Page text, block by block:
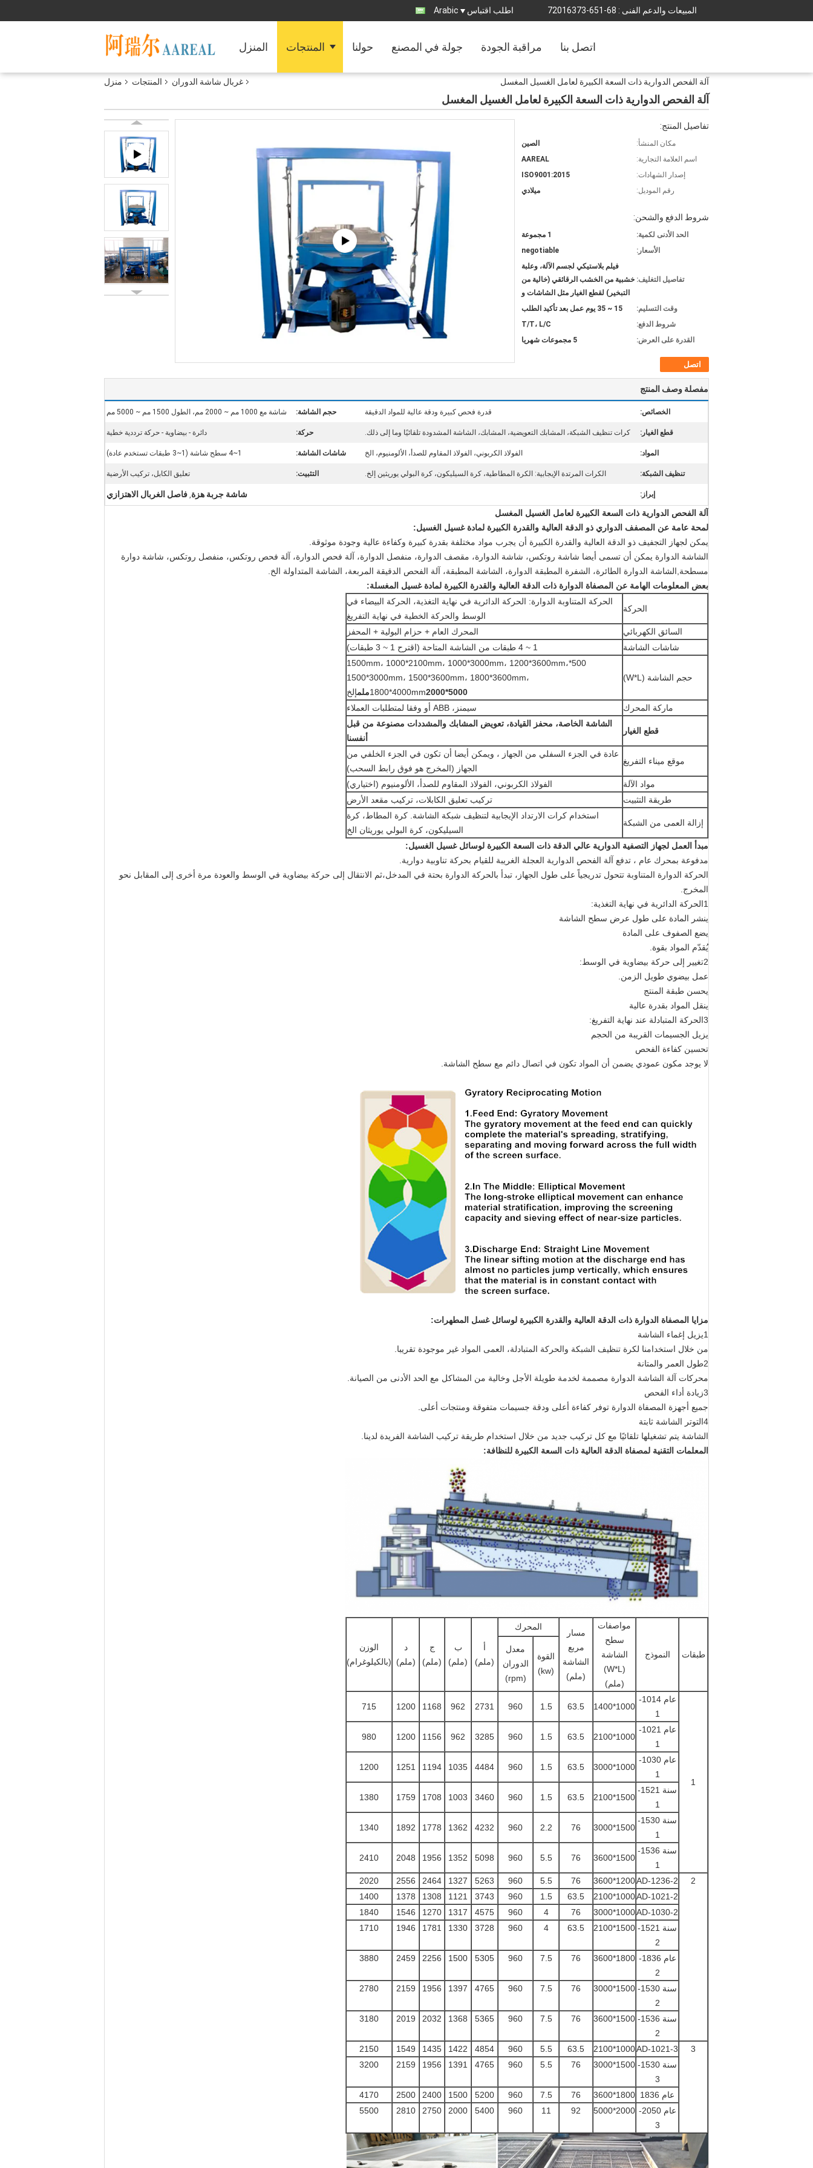
المبيعات والدعم الفنى : 86-156-37361027 اطلب اقتباس Arabic
المنزل المنتجات حولنا جولة في المصنع مراقبة الجودة اتصل بنا
منزل المنتجات غربال شاشة الدوران آلة الفحص الدوارية ذات السعة الكبيرة لعامل الغسيل المغسل
آلة الفحص الدوارية ذات السعة الكبيرة لعامل الغسيل المغسل
تفاصيل المنتج:
مكان المنشأ:
الصين
اسم العلامة التجارية:
AAREAL
إصدار الشهادات:
ISO9001:2015
رقم الموديل:
ميلادي
شروط الدفع والشحن:
الحد الأدنى لكمية:
1 مجموعة
الأسعار:
negotiable
تفاصيل التغليف:
فيلم بلاستيكي لجسم الآلة، وعلبة
خشبية من الخشب الرقائقي (خالية من
التبخير) لقطع الغيار مثل الشاشات و
وقت التسليم:
15 ~ 35 يوم عمل بعد تأكيد الطلب
شروط الدفع:
T/T، L/C
القدرة على العرض:
5 مجموعات شهريا
اتصل
مفصلة وصف المنتج
الخصائص: قدرة فحص كبيرة ودقة عالية للمواد الدقيقة حجم الشاشة: شاشة مع 1000 مم ~ 2000 مم، الطول 1500 مم ~ 5000 مم
قطع الغيار: كرات تنظيف الشبكة، المشابك التعويضية، المشابك، الشاشة المشدودة تلقائيًا وما إلى ذلك. حركة: دائرة - بيضاوية - حركة ترددية خطية
المواد: الفولاذ الكربوني، الفولاذ المقاوم للصدأ، الألومنيوم، الخ شاشات الشاشة: 1~4 سطح شاشة (1~3 طبقات تستخدم عادة)
تنظيف الشبكة: الكرات المرتدة الإيجابية: الكرة المطاطية، كرة السيليكون، كرة البولي يوريثين إلخ. التثبيت: تعليق الكابل، تركيب الأرضية
إبراز: شاشة جربة هزة, فاصل الغربال الاهتزازي
آلة الفحص الدوارية ذات السعة الكبيرة لعامل الغسيل المغسل
لمحة عامة عن المصفف الدواري ذو الدقة العالية والقدرة الكبيرة لمادة غسيل الغسيل:
يمكن لجهاز التجفيف ذو الدقة العالية والقدرة الكبيرة أن يجرب مواد مختلفة بقدرة كبيرة وكفاءة عالية وجودة موثوقة.
الشاشة الدوارة يمكن أن تسمى أيضا شاشة روتكس، شاشة الدوارة، مقصف الدوارة، منفصل الدوارة، آلة فحص الدوارة، آلة فحص روتكس، منفصل روتكس، شاشة دوارة
مسطحة,الشاشة الدوارة الطائرة، الشفرة المطبقة الدوارة، الشاشة المطبقة، آلة الفحص الدقيقة المربعة، الشاشة المتداولة الخ.
بعض المعلومات الهامة عن المصفاة الدوارة ذات الدقة العالية والقدرة الكبيرة لمادة غسيل المغسلة:
الحركة
الحركة المتناوبة الدوارة: الحركة الدائرية في نهاية التغذية، الحركة البيضاء في
الوسط والحركة الخطية في نهاية التفريغ
السائق الكهربائي
المحرك العام + حزام البولية + المحفز
شاشات الشاشة
1 ~ 4 طبقات من الشاشة المتاحة (اقترح 1 ~ 3 طبقات)
حجم الشاشة (W*L)
500*1500mm، 1000*2100mm، 1000*3000mm، 1200*3600mm،
1500*3000mm، 1500*3600mm، 1800*3600mm،
1800*4000mm2000*5000ملم
إلخ
ماركة المحرك
سيمنز، ABB أو وفقا لمتطلبات العملاء
قطع الغيار
الشاشة الخاصة، محفز القيادة، تعويض المشابك والمشددات مصنوعة من قبل
أنفسنا
موقع ميناء التفريغ
عادة في الجزء السفلي من الجهاز ، ويمكن أيضا أن تكون في الجزء الخلفي من
الجهاز (المخرج هو فوق رابط السحب)
مواد الآلة
الفولاذ الكربوني، الفولاذ المقاوم للصدأ، الألومنيوم (اختياري)
طريقة التثبيت
تركيب تعليق الكابلات، تركيب مقعد الأرض
إزالة العمى من الشبكة
استخدام كرات الارتداد الإيجابية لتنظيف شبكة الشاشة. كرة المطاط، كرة
السيليكون، كرة البولي يوريثان الخ
مبدأ العمل لجهاز التصفية الدوارية عالي الدقة ذات السعة الكبيرة لوسائل غسيل الغسيل:
مدفوعة بمحرك عام ، تدفع آلة الفحص الدوارية العجلة الغريبة للقيام بحركة تناوبية دوارية.
الحركة الدوارة المتناوبة تتحول تدريجياً على طول الجهاز، تبدأ بالحركة الدوارة بحتة في المدخل،ثم الانتقال إلى حركة بيضاوية في الوسط والعودة مرة أخرى إلى المقابل نحو
المخرج.
1الحركة الدائرية في نهاية التغذية:
ينشر المادة على طول عرض سطح الشاشة
يضع الصفوف على المادة
يُقدّم المواد بقوة.
2تغيير إلى حركة بيضاوية في الوسط:
عمل بيضوي طويل الزمن.
يحسن طبقة المنتج
ينقل المواد بقدرة عالية
3الحركة المتبادلة عند نهاية التفريغ:
يزيل الجسيمات القريبة من الحجم
تحسين كفاءة الفحص
لا يوجد مكون عمودي يضمن أن المواد تكون في اتصال دائم مع سطح الشاشة.
مزايا المصفاة الدوارة ذات الدقة العالية والقدرة الكبيرة لوسائل غسل المطهرات:
1يزيل إغماء الشاشة
من خلال استخدامنا لكرة تنظيف الشبكة والحركة المتبادلة، العمى المواد غير موجودة تقريبا.
2طول العمر والمتانة
محركات آلة الشاشة الدوارة مصممة لخدمة طويلة الأجل وخالية من المشاكل مع الحد الأدنى من الصيانة.
3زيادة أداء الفحص
جميع أجهزة المصفاة الدوارة توفر كفاءة أعلى ودقة جسيمات متفوقة ومنتجات أعلى.
4التوتر الشاشة ثابتة
الشاشة يتم تشغيلها تلقائيًا مع كل تركيب جديد من خلال استخدام طريقة تركيب الشاشة الفريدة لدينا.
المعلمات التقنية لمصفاة الدقة العالية ذات السعة الكبيرة للنظافة:
طبقات النموذج
مواصفات
سطح
الشاشة
(W*L)
(ملم)
مسار
مربع
الشاشة
(ملم)
المحرك
أ
(ملم)
ب
(ملم)
ج
(ملم)
د
(ملم)
الوزن
(بالكيلوغرام)
القوة
(kw)
معدل
الدوران
(rpm)
1
عام 1014
-
1
1000*1400
63.5
1.5
960
2731
962
1168
1200
715
عام 1021
-
1
1000*2100
63.5
1.5
960
3285
962
1156
1200
980
عام 1030
-
1
1000*3000
63.5
1.5
960
4484
1035
1194
1251
1200
سنة 1521
-
1
1500*2100
63.5
1.5
960
3460
1003
1708
1759
1380
سنة 1530
-
1
1500*3000
76
2.2
960
4232
1362
1778
1892
1340
سنة 1536-
1
1500*3600
76
5.5
960
5098
1352
1956
2048
2410
2
AD-1236-2
1200*3600
76
5.5
960
5263
1327
2464
2556
2020
AD-1021-2
1000*2100
63.5
1.5
960
3743
1121
1308
1378
1400
AD-1030-2
1000*3000
76
4
960
4575
1317
1270
1546
1840
سنة 1521-
2
1500*2100
63.5
4
960
3728
1330
1781
1946
1710
عام 1836-
2
1800*3600
76
7.5
960
5305
1500
2256
2459
3880
سنة 1530-
2
1500*3000
76
7.5
960
4765
1397
1956
2159
2780
سنة 1536-
2
1500*3600
76
7.5
960
5365
1368
2032
2019
3180
3
AD-1021-3
1000*2100
63.5
5.5
960
4854
1422
1435
1549
2150
سنة 1530-
3
1500*3000
76
5.5
960
4765
1391
1956
2159
3200
عام 1836 1800*3600
76
7.5
960
5200
1500
2400
2500
4170
عام 2050-
3
2000*5000
92
11
960
5400
2000
2750
2810
5500